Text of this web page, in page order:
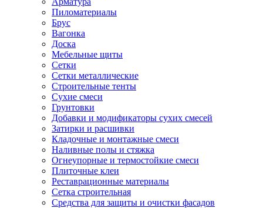
Пиломатериалы
Брус
Вагонка
Доска
Мебельные щиты
Сетки
Сетки металлические
Строительные тенты
Сухие смеси
Грунтовки
Добавки и модификаторы сухих смесей
Затирки и расшивки
Кладочные и монтажные смеси
Наливные полы и стяжка
Огнеупорные и термостойкие смеси
Плиточные клеи
Реставрационные материалы
Сетка строительная
Средства для защиты и очистки фасадов